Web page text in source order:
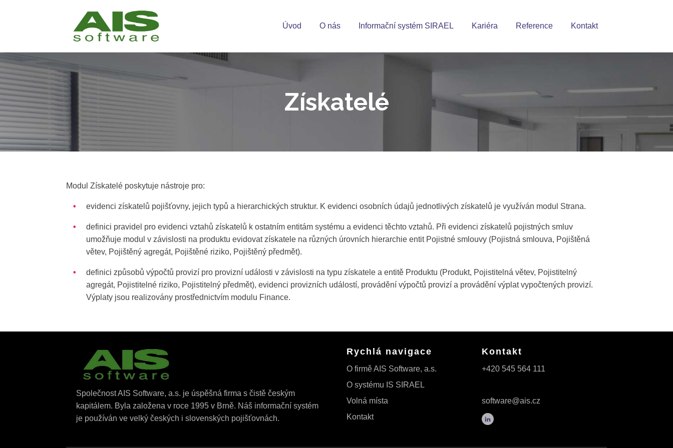
Úvod O nás Informační systém SIRAEL Kariéra Reference Kontakt
Získatelé
Modul Získatelé poskytuje nástroje pro:
evidenci získatelů pojišťovny, jejich typů a hierarchických struktur. K evidenci osobních údajů jednotlivých získatelů je využíván modul Strana.
definici pravidel pro evidenci vztahů získatelů k ostatním entitám systému a evidenci těchto vztahů. Při evidenci získatelů pojistných smluv
umožňuje modul v závislosti na produktu evidovat získatele na různých úrovních hierarchie entit Pojistné smlouvy (Pojistná smlouva, Pojištěná
větev, Pojištěný agregát, Pojištěné riziko, Pojištěný předmět).
definici způsobů výpočtů provizí pro provizní události v závislosti na typu získatele a entitě Produktu (Produkt, Pojistitelná větev, Pojistitelný
agregát, Pojistitelné riziko, Pojistitelný předmět), evidenci provizních událostí, provádění výpočtů provizí a provádění výplat vypočtených provizí.
Výplaty jsou realizovány prostřednictvím modulu Finance.
Společnost AIS Software, a.s. je úspěšná firma s čistě českým
kapitálem. Byla založena v roce 1995 v Brně. Náš informační systém
je používán ve velký českých i slovenských pojišťovnách.
Rychlá navigace
O firmě AIS Software, a.s.
O systému IS SIRAEL
Volná místa
Kontakt
Kontakt
+420 545 564 111
software@ais.cz